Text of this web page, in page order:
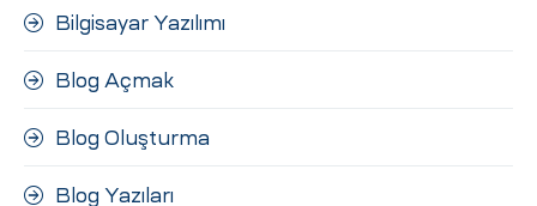
Bilgisayar Yazılımı
Blog Açmak
Blog Oluşturma
Blog Yazıları